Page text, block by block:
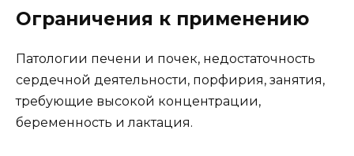
Ограничения к применению
Патологии печени и почек, недостаточность
сердечной деятельности, порфирия, занятия,
требующие высокой концентрации,
беременность и лактация.